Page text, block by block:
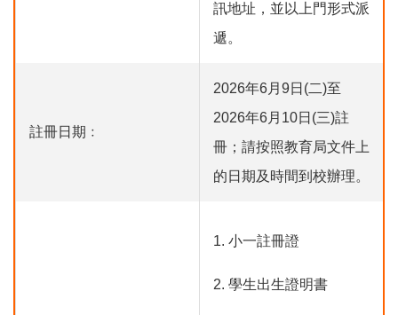
訊地址，並以上門形式派
遞。
註冊日期﹕
2026年6月9日(二)至
2026年6月10日(三)註
冊；請按照教育局文件上
的日期及時間到校辦理。
1. 小一註冊證
2. 學生出生證明書